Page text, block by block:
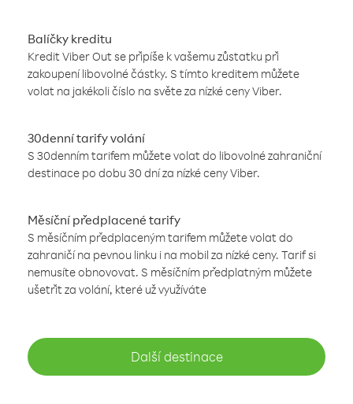
Balíčky kreditu
Kredit Viber Out se připíše k vašemu zůstatku při
zakoupení libovolné částky. S tímto kreditem můžete
volat na jakékoli číslo na světe za nízké ceny Viber.
30denní tarify volání
S 30denním tarifem můžete volat do libovolné zahraniční
destinace po dobu 30 dní za nízké ceny Viber.
Měsíční předplacené tarify
S měsíčním předplaceným tarifem můžete volat do
zahraničí na pevnou linku i na mobil za nízké ceny. Tarif si
nemusíte obnovovat. S měsíčním předplatným můžete
ušetřit za volání, které už využíváte
Další destinace